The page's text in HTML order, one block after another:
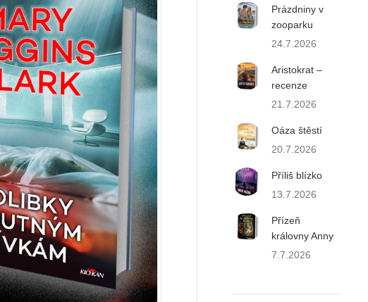
Prázdniny v
zooparku
24.7.2026
Aristokrat –
recenze
21.7.2026
Oáza štěstí
20.7.2026
Příliš blízko
13.7.2026
Přízeň
královny Anny
7.7.2026